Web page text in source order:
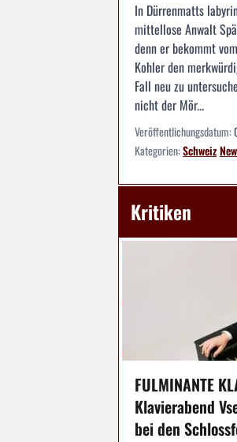
In Dürrenmatts
mittellose Anwalt
denn er bekommt
Kohler den
Fall neu zu
nicht der Mör...
Veröffentlichungsdatum:
Kategorien:Schweiz
Kritiken
FULMINANTE
Klavierabend
bei den